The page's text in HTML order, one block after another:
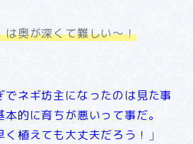
は奥が深くて難しい～！
でネギ坊主になったのは見た事
的に育ちが悪いって事だ。
植えても大丈夫だろう！
」